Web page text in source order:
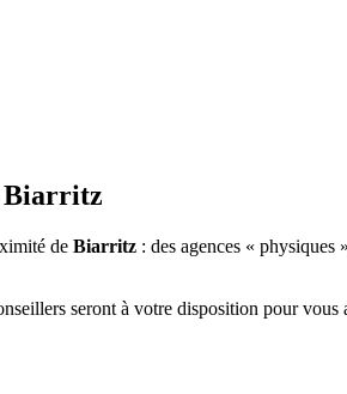
Biarritz
de Biarritz : des agences « physiques
seront à votre disposition pour